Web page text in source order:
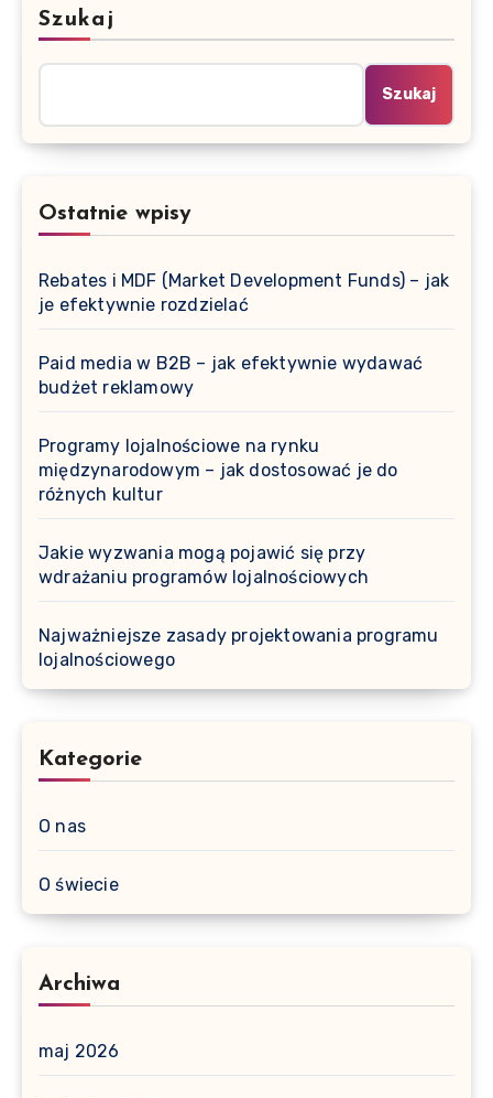
Szukaj
Szukaj
Ostatnie wpisy
Rebates i MDF (Market Development Funds) – jak
je efektywnie rozdzielać
Paid media w B2B – jak efektywnie wydawać
budżet reklamowy
Programy lojalnościowe na rynku
międzynarodowym – jak dostosować je do
różnych kultur
Jakie wyzwania mogą pojawić się przy
wdrażaniu programów lojalnościowych
Najważniejsze zasady projektowania programu
lojalnościowego
Kategorie
O nas
O świecie
Archiwa
maj 2026